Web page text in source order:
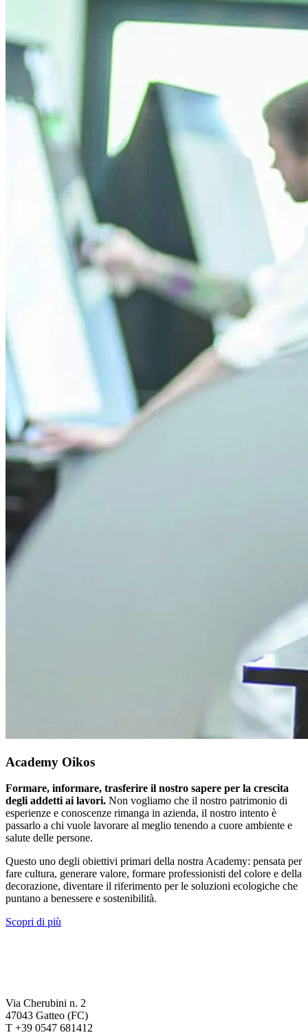
Academy Oikos
Formare, informare, trasferire il nostro sapere per la crescita
degli addetti ai lavori. Non vogliamo che il nostro patrimonio di
esperienze e conoscenze rimanga in azienda, il nostro intento è
passarlo a chi vuole lavorare al meglio tenendo a cuore ambiente e
salute delle persone.
Questo uno degli obiettivi primari della nostra Academy: pensata per
fare cultura, generare valore, formare professionisti del colore e della
decorazione, diventare il riferimento per le soluzioni ecologiche che
puntano a benessere e sostenibilità.
Scopri di più
Via Cherubini n. 2
47043 Gatteo (FC)
T +39 0547 681412